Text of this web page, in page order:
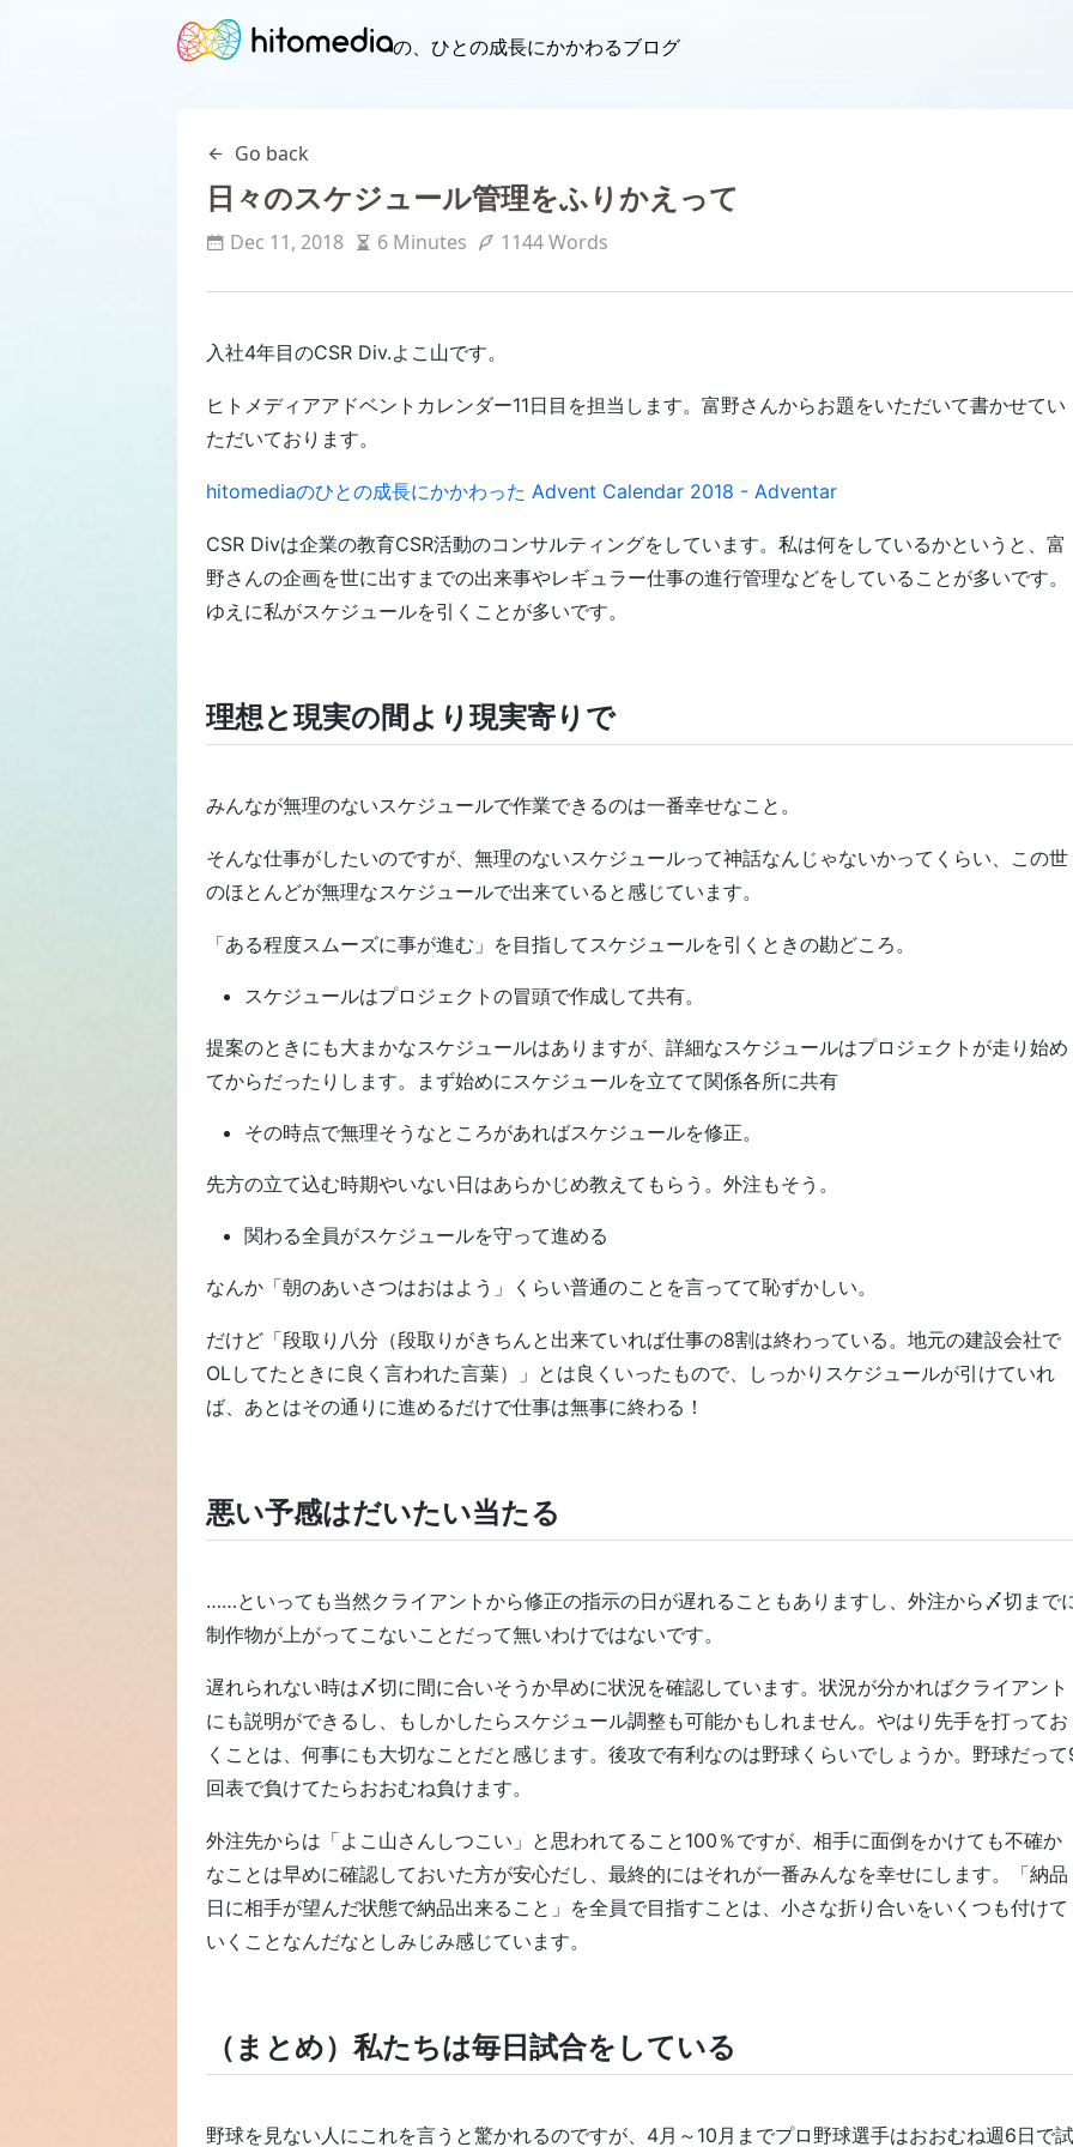
の、 ひとの成長にかかわるブログ
Go back
日々のスケジュール管理をふりかえって
Dec 11, 2018 6 Minutes 1144 Words
入社4年目のCSR Div.よこ山です。
ヒトメディアアドベントカレンダー11日目を担当します。富野さんからお題をいただいて書かせてい
ただいております。
hitomediaのひとの成長にかかわった Advent Calendar 2018 - Adventar
CSR Divは企業の教育CSR活動のコンサルティングをしています。私は何をしているかというと、富
野さんの企画を世に出すまでの出来事やレギュラー仕事の進行管理などをしていることが多いです。
ゆえに私がスケジュールを引くことが多いです。
理想と現実の間より現実寄りで
みんなが無理のないスケジュールで作業できるのは一番幸せなこと。
そんな仕事がしたいのですが、無理のないスケジュールって神話なんじゃないかってくらい、この世
のほとんどが無理なスケジュールで出来ていると感じています。
「ある程度スムーズに事が進む」を目指してスケジュールを引くときの勘どころ。
スケジュールはプロジェクトの冒頭で作成して共有。
提案のときにも大まかなスケジュールはありますが、詳細なスケジュールはプロジェクトが走り始め
てからだったりします。まず始めにスケジュールを立てて関係各所に共有
その時点で無理そうなところがあればスケジュールを修正。
先方の立て込む時期やいない日はあらかじめ教えてもらう。外注もそう。
関わる全員がスケジュールを守って進める
なんか「朝のあいさつはおはよう」くらい普通のことを言ってて恥ずかしい。
だけど「段取り八分（段取りがきちんと出来ていれば仕事の8割は終わっている。地元の建設会社で
OLしてたときに良く言われた言葉）」とは良くいったもので、しっかりスケジュールが引けていれ
ば、あとはその通りに進めるだけで仕事は無事に終わる！
悪い予感はだいたい当たる
……といっても当然クライアントから修正の指示の日が遅れることもありますし、外注から〆切まで
制作物が上がってこないことだって無いわけではないです。
遅れられない時は〆切に間に合いそうか早めに状況を確認しています。状況が分かればクライアント
にも説明ができるし、もしかしたらスケジュール調整も可能かもしれません。やはり先手を打ってお
くことは、何事にも大切なことだと感じます。後攻で有利なのは野球くらいでしょうか。野球だっ
回表で負けてたらおおむね負けます。
外注先からは「よこ山さんしつこい」と思われてること100％ですが、相手に面倒をかけても不確か
なことは早めに確認しておいた方が安心だし、最終的にはそれが一番みんなを幸せにします。「納品
日に相手が望んだ状態で納品出来ること」を全員で目指すことは、小さな折り合いをいくつも付けて
いくことなんだなとしみじみ感じています。
（まとめ）私たちは毎日試合をしている
野球を見ない人にこれを言うと驚かれるのですが、4月～10月までプロ野球選手はおおむね週6日で試